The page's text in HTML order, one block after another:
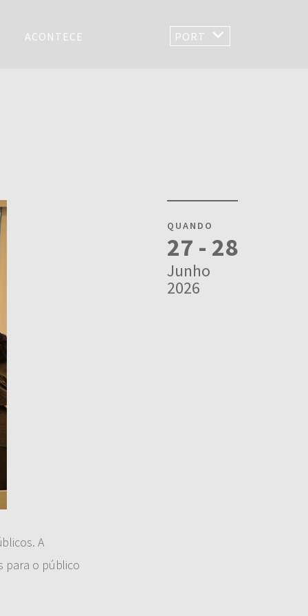
ACONTECE PORT
QUANDO
27 - 28
Junho
2026
A
para o público